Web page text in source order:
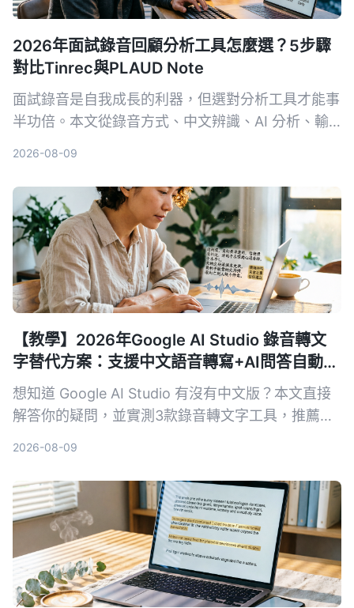
2026年面試錄音回顧分析工具怎麼選？5步驟
對比Tinrec與PLAUD Note
面試錄音是自我成長的利器，但選對分析工具才能事
半功倍。本文從錄音方式、中文辨識、AI 分析、輸
面試回顧的 AI 工具。
2026-08-09
【教學】2026年Google AI Studio 錄音轉文
字替代方案：支援中文語音轉寫+AI問答自動摘
要
想知道 Google AI Studio 有沒有中文版？本文直接
解答你的疑問，並實測3款錄音轉文字工具，推薦
2026-08-09